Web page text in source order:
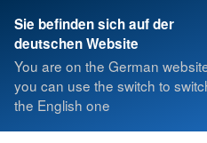
Sie befinden sich auf der
deutschen Website
You are on the German
you can use the switch to
the English one